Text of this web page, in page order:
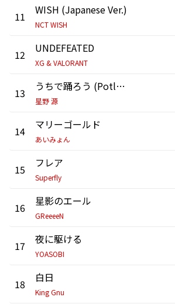
11 WISH (Japanese Ver.)
NCT WISH
12 UNDEFEATED
XG & VALORANT
13 うちで踊ろう (Potluck Mix)
星野 源
14 マリーゴールド
あいみょん
15 フレア
Superfly
16 星影のエール
GReeeeN
17 夜に駆ける
YOASOBI
18 白日
King Gnu